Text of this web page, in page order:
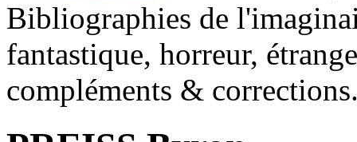
Bibliographies de
fantastique, horreur,
compléments &